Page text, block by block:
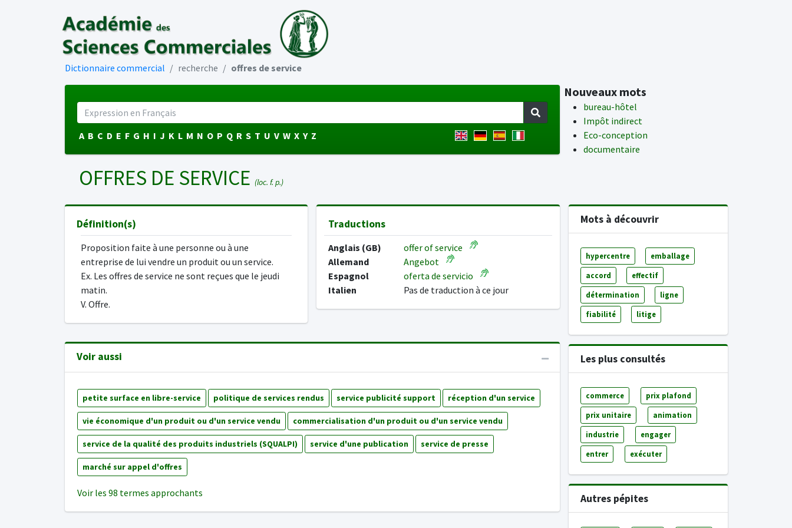
Dictionnaire commercial recherche offres de service
A B C D E F G H I J K L M N O P Q R S T U V W X Y Z
Nouveaux mots
bureau-hôtel
Impôt indirect
Eco-conception
documentaire
OFFRES DE SERVICE (loc. f. p.)
Définition(s)
Proposition faite à une personne ou à une
entreprise de lui vendre un produit ou un service.
Ex. Les offres de service ne sont reçues que le jeudi
matin.
V. Offre.
Traductions
Anglais (GB)
offer of service
Allemand
Angebot
Espagnol
oferta de servicio
Italien
Pas de traduction à ce jour
Voir aussi
petite surface en libre-service politique de services rendus service publicité support réception d'un service
vie économique d'un produit ou d'un service vendu commercialisation d'un produit ou d'un service vendu
service de la qualité des produits industriels (SQUALPI) service d'une publication service de presse
marché sur appel d'offres
Voir les 98 termes approchants
Mots à découvrir
hypercentre emballage
accord effectif
détermination ligne
fiabilité litige
Les plus consultés
commerce prix plafond
prix unitaire animation
industrie engager
entrer exécuter
Autres pépites